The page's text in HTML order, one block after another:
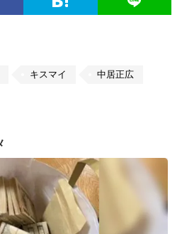
キスマイ 中居正広